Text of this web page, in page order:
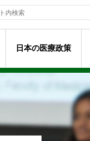
日本の医療政策